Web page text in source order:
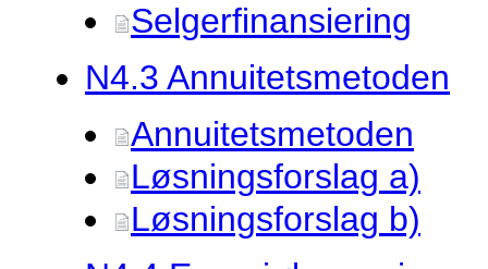
Selgerfinansiering
N4.3 Annuitetsmetoden
Annuitetsmetoden
Løsningsforslag a)
Løsningsforslag b)